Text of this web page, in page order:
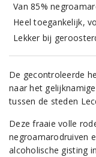
Van 85%
Heel toegankelijk,
Lekker bij
De gecontroleerde
naar het
tussen de steden
Deze fraaie volle
negroamarodruiven
alcoholische gisting